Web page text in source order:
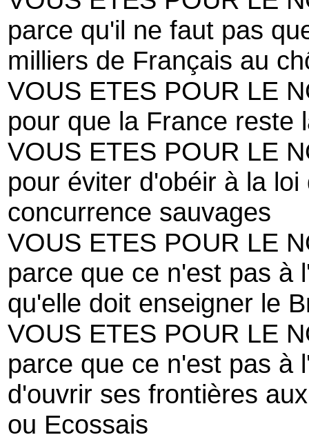
parce qu'il ne faut pas
milliers de Français au
VOUS ETES POUR LE
pour que la France reste
VOUS ETES POUR LE
pour éviter d'obéir à la
concurrence sauvages
VOUS ETES POUR LE
parce que ce n'est pas à
qu'elle doit enseigner le
VOUS ETES POUR LE
parce que ce n'est pas à
d'ouvrir ses frontières
ou Ecossais